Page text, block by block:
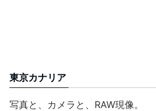
東京カナリア
写真と、カメラと、RAW現像。